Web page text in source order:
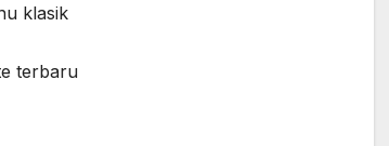
klasik
terbaru